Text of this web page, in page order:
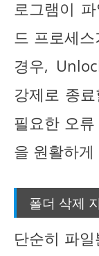
로그램이
드 프로세
경우,
강제로 종
필요한 오
을 원활하
폴더 삭제
단순히 파